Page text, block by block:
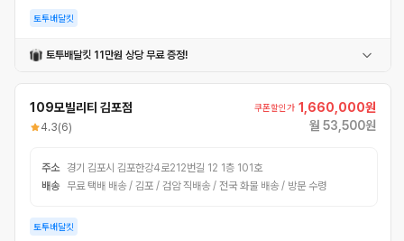
토투배달킷
토투배달킷 11만원 상당 무료 증정!
109모빌리티 김포점
4.3(6)
쿠폰할인가 1,660,000원
월 53,500원
주소
경기 김포시 김포한강4로212번길 12 1층 101호
배송
무료 택배 배송 / 김포 / 검암 직배송 / 전국 화물 배송 / 방문 수령
토투배달킷